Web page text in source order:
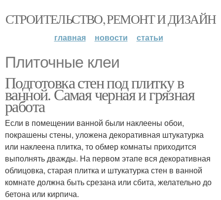
СТРОИТЕЛЬСТВО, РЕМОНТ И ДИЗАЙН
главная новости статьи
Плиточные клеи
Подготовка стен под плитку в
ванной. Самая черная и грязная
работа
Если в помещении ванной были наклеены обои,
покрашены стены, уложена декоративная штукатурка
или наклеена плитка, то обмер комнаты приходится
выполнять дважды. На первом этапе вся декоративная
облицовка, старая плитка и штукатурка стен в ванной
комнате должна быть срезана или сбита, желательно до
бетона или кирпича.